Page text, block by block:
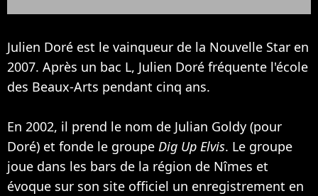
Julien Doré est le vainqueur de la Nouvelle Star en
2007. Après un bac L, Julien Doré fréquente l'école
des Beaux-Arts pendant cinq ans.
En 2002, il prend le nom de Julian Goldy (pour
Doré) et fonde le groupe Dig Up Elvis. Le groupe
joue dans les bars de la région de Nîmes et
évoque sur son site officiel un enregistrement en